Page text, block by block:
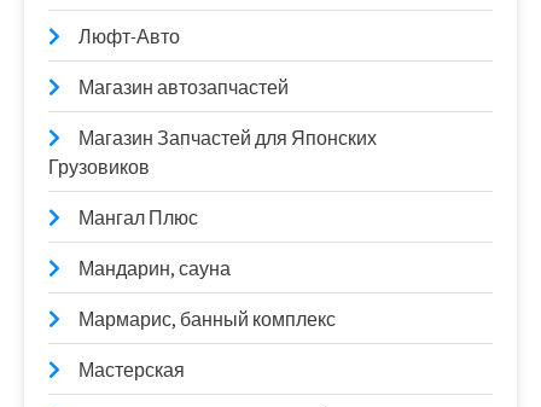
Люфт-Авто
Магазин автозапчастей
Магазин Запчастей для Японских
Грузовиков
Мангал Плюс
Мандарин, сауна
Мармарис, банный комплекс
Мастерская